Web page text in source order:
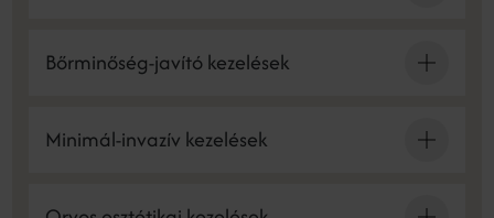
Bőrminőség-javító kezelések
Minimál-invazív kezelések